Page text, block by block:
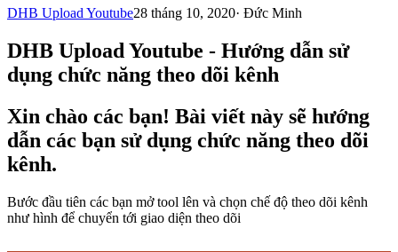
DHB Upload Youtube28 tháng 10, 2020· Đức Minh
DHB Upload Youtube - Hướng dẫn sử
dụng chức năng theo dõi kênh
Xin chào các bạn! Bài viết này sẽ hướng
dẫn các bạn sử dụng chức năng theo dõi
kênh.
Bước đầu tiên các bạn mở tool lên và chọn chế độ theo dõi kênh
như hình để chuyển tới giao diện theo dõi